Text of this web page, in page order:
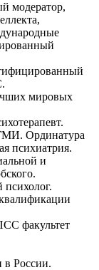
модератор,
мировых
Ординатура
психиатрия.
и
факультет
в России.